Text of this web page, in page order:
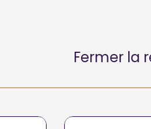
Fermer la